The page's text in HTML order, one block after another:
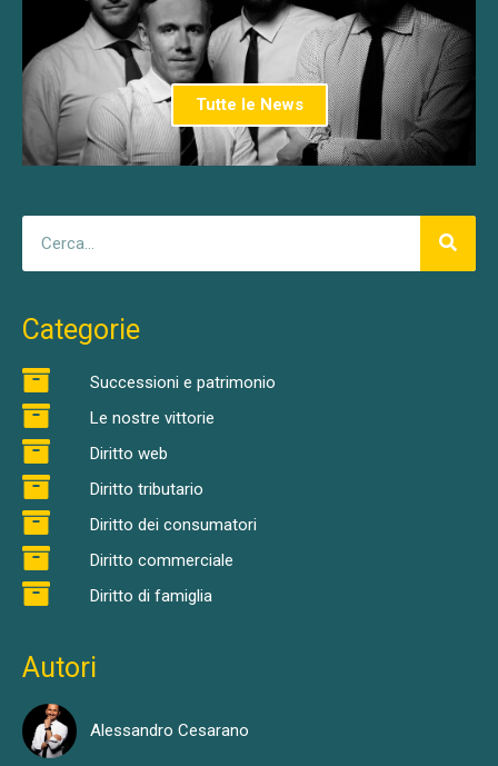
Tutte le News
Categorie
Successioni e patrimonio
Le nostre vittorie
Diritto web
Diritto tributario
Diritto dei consumatori
Diritto commerciale
Diritto di famiglia
Autori
Alessandro Cesarano